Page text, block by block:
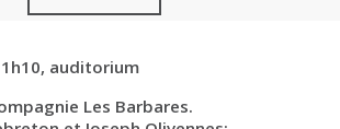
auditorium
Les Barbares.